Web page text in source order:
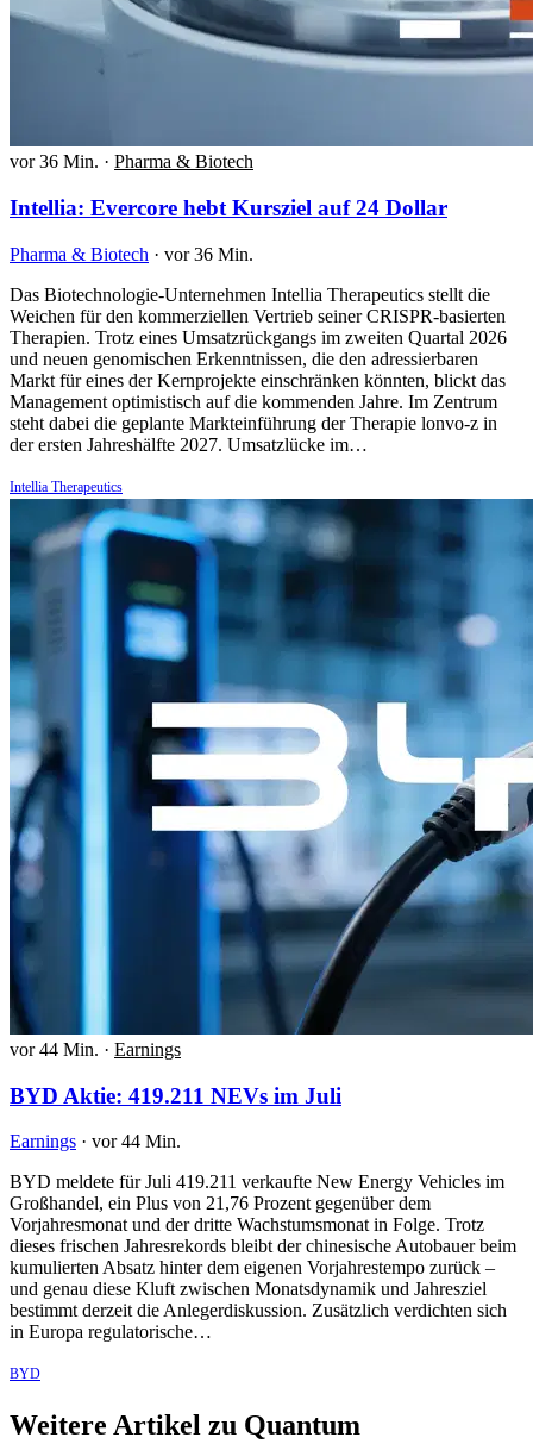
vor 36 Min. · Pharma & Biotech
Intellia: Evercore hebt Kursziel auf 24 Dollar
Pharma & Biotech · vor 36 Min.
Das Biotechnologie-Unternehmen Intellia Therapeutics stellt die
Weichen für den kommerziellen Vertrieb seiner CRISPR-basierten
Therapien. Trotz eines Umsatzrückgangs im zweiten Quartal 2026
und neuen genomischen Erkenntnissen, die den adressierbaren
Markt für eines der Kernprojekte einschränken könnten, blickt das
Management optimistisch auf die kommenden Jahre. Im Zentrum
steht dabei die geplante Markteinführung der Therapie lonvo-z in
der ersten Jahreshälfte 2027. Umsatzlücke im…
Intellia Therapeutics
vor 44 Min. · Earnings
BYD Aktie: 419.211 NEVs im Juli
Earnings · vor 44 Min.
BYD meldete für Juli 419.211 verkaufte New Energy Vehicles im
Großhandel, ein Plus von 21,76 Prozent gegenüber dem
Vorjahresmonat und der dritte Wachstumsmonat in Folge. Trotz
dieses frischen Jahresrekords bleibt der chinesische Autobauer beim
kumulierten Absatz hinter dem eigenen Vorjahrestempo zurück –
und genau diese Kluft zwischen Monatsdynamik und Jahresziel
bestimmt derzeit die Anlegerdiskussion. Zusätzlich verdichten sich
in Europa regulatorische…
BYD
Weitere Artikel zu Quantum